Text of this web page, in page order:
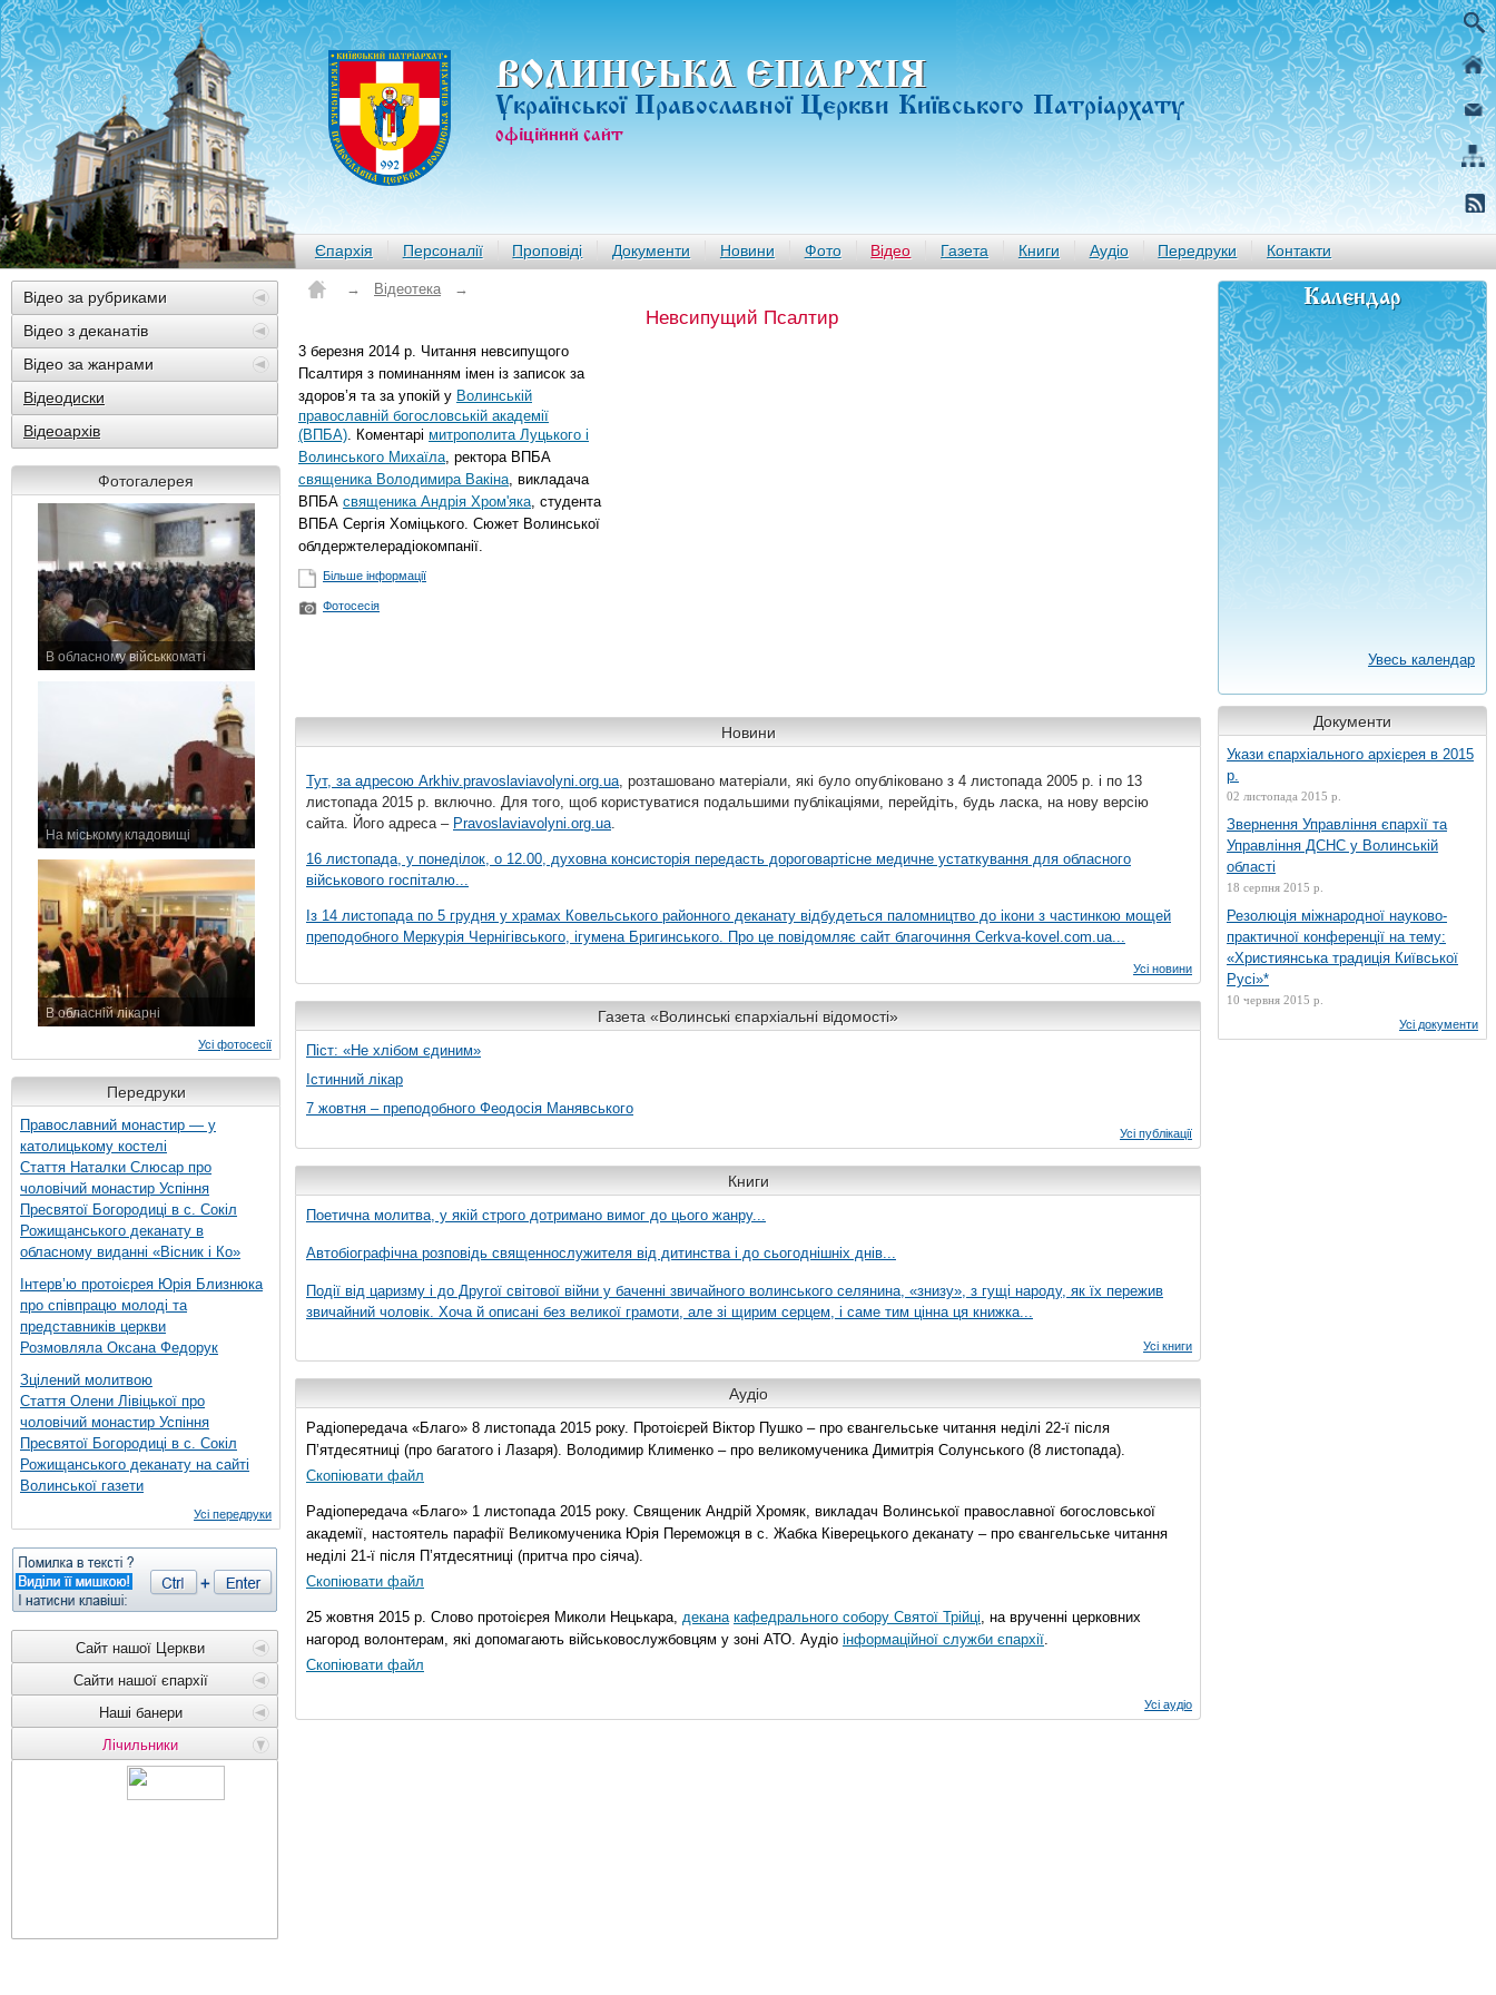
ВОЛИНСЬКА ЄПАРХIЯ
Української Православної Церкви Київського Патріархату
офiцiйний сайт
Єпархія Персоналії Проповіді Документи Новини Фото Відео Газета Книги Аудіо Передруки Контакти
Відео за рубриками
Відео з деканатів
Відео за жанрами
Відеодиски
Відеоархів
Фотогалерея
В обласному військкоматі
На міському кладовищі
В обласній лікарні
Усі фотосесії
Передруки
Православний монастир — у
католицькому костелі
Стаття Наталки Слюсар про
чоловічий монастир Успіння
Пресвятої Богородиці в с. Сокіл
Рожищанського деканату в
обласному виданні «Вісник і Ко»
Інтерв’ю протоієрея Юрія Близнюка
про співпрацю молоді та
представників церкви
Розмовляла Оксана Федорук
Зцілений молитвою
Стаття Олени Лівіцької про
чоловічий монастир Успіння
Пресвятої Богородиці в с. Сокіл
Рожищанського деканату на сайті
Волинської газети
Усі передруки
Сайт нашої Церкви
Сайти нашої єпархії
Наші банери
Лічильники
→ Відеотека →
Невсипущий Псалтир
3 березня 2014 р. Читання невсипущого
Псалтиря з поминанням імен із записок за
здоров’я та за упокій у Волинській
православній богословській академії
(ВПБА). Коментарі митрополита Луцького і
Волинського Михаїла, ректора ВПБА
священика Володимира Вакіна, викладача
ВПБА священика Андрія Хром'яка, студента
ВПБА Сергія Хоміцького. Сюжет Волинської
облдержтелерадіокомпанії.
Більше інформації
Фотосесія
Новини
Тут, за адресою Arkhiv.pravoslaviavolyni.org.ua, розташовано матеріали, які було опубліковано з 4 листопада 2005 р. і по 13
листопада 2015 р. включно. Для того, щоб користуватися подальшими публікаціями, перейдіть, будь ласка, на нову версію
сайта. Його адреса – Pravoslaviavolyni.org.ua.
16 листопада, у понеділок, о 12.00, духовна консисторія передасть дороговартісне медичне устаткування для обласного
військового госпіталю...
Із 14 листопада по 5 грудня у храмах Ковельського районного деканату відбудеться паломництво до ікони з частинкою мощей
преподобного Меркурія Чернігівського, ігумена Бригинського. Про це повідомляє сайт благочиння Сerkva-kovel.com.ua...
Усі новини
Газета «Волинські єпархіальні відомості»
Піст: «Не хлібом єдиним»
Істинний лікар
7 жовтня – преподобного Феодосія Манявського
Усі публікації
Книги
Поетична молитва, у якій строго дотримано вимог до цього жанру...
Автобіографічна розповідь священнослужителя від дитинства і до сьогоднішніх днів...
Події від царизму і до Другої світової війни у баченні звичайного волинського селянина, «знизу», з гущі народу, як їх пережив
звичайний чоловік. Хоча й описані без великої грамоти, але зі щирим серцем, і саме тим цінна ця книжка...
Усі книги
Аудіо
Радіопередача «Благо» 8 листопада 2015 року. Протоієрей Віктор Пушко – про євангельське читання неділі 22-ї після
П’ятдесятниці (про багатого і Лазаря). Володимир Клименко – про великомученика Димитрія Солунського (8 листопада).
Скопіювати файл
Радіопередача «Благо» 1 листопада 2015 року. Священик Андрій Хромяк, викладач Волинської православної богословської
академії, настоятель парафії Великомученика Юрія Переможця в с. Жабка Ківерецького деканату – про євангельське читання
неділі 21-ї після П’ятдесятниці (притча про сіяча).
Скопіювати файл
25 жовтня 2015 р. Слово протоієрея Миколи Нецькара, декана кафедрального собору Святої Трійці, на врученні церковних
нагород волонтерам, які допомагають військовослужбовцям у зоні АТО. Аудіо інформаційної служби єпархії.
Скопіювати файл
Усі аудіо
Календар
Увесь календар
Документи
Укази єпархіального архієрея в 2015
р.
02 листопада 2015 р.
Звернення Управління єпархії та
Управління ДСНС у Волинській
області
18 серпня 2015 р.
Резолюція міжнародної науково-
практичної конференції на тему:
«Християнська традиція Київської
Русі»*
10 червня 2015 р.
Усі документи